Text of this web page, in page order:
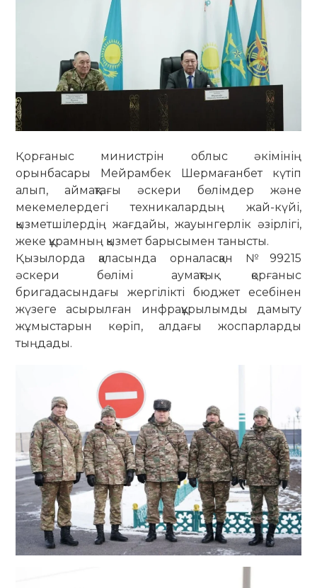
Қорғаныс министрін облыс әкімінің
орынбасары Мейрамбек Шермағанбет күтіп
алып, аймақтағы әскери бөлімдер және
мекемелердегі техникалардың жай-күйі,
қызметшілердің жағдайы, жауынгерлік әзірлігі,
жеке құрамның қызмет барысымен танысты.
Қызылорда қаласында орналасқан №99215
әскери бөлімі аумақтық қорғаныс
бригадасындағы жергілікті бюджет есебінен
жүзеге асырылған инфрақұрылымды дамыту
жұмыстарын көріп, алдағы жоспарларды
тыңдады.